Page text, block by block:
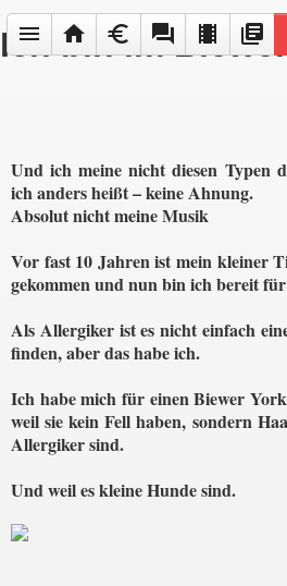
menu home euro forum local_movies library_books
Ich bin im Biewer
Und ich meine nicht diesen Typen
ich anders heißt – keine Ahnung.
Absolut nicht meine Musik
Vor fast 10 Jahren ist mein kleiner
gekommen und nun bin ich bereit
Als Allergiker ist es nicht einfach
finden, aber das habe ich.
Ich habe mich für einen Biewer
weil sie kein Fell haben, sondern
Allergiker sind.
Und weil es kleine Hunde sind.